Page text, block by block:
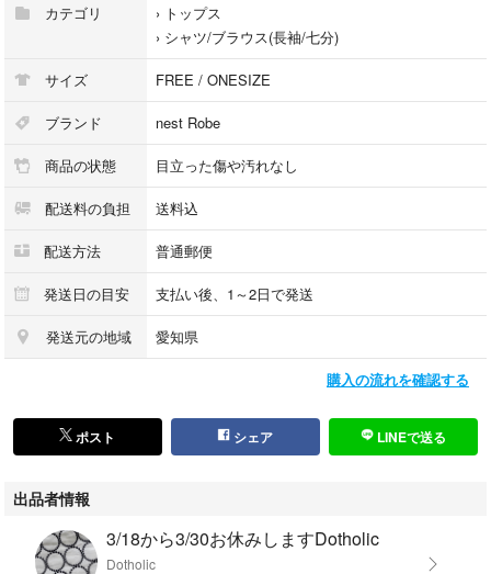
カテゴリ
› トップス
› シャツ/ブラウス(長袖/七分)
サイズ FREE / ONESIZE
ブランド nest Robe
商品の状態 目立った傷や汚れなし
配送料の負担 送料込
配送方法 普通郵便
発送日の目安 支払い後、1～2日で発送
発送元の地域 愛知県
購入の流れを確認する
ポスト シェア LINEで送る
出品者情報
3/18から3/30お休みしますDotholic
Dotholic